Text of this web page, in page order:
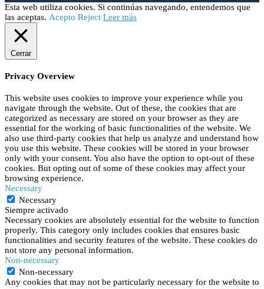
Esta web utiliza cookies. Si continúas navegando, entendemos que
las aceptas. Acepto Reject Leer más
Cerrar
Privacy Overview
This website uses cookies to improve your experience while you
navigate through the website. Out of these, the cookies that are
categorized as necessary are stored on your browser as they are
essential for the working of basic functionalities of the website. We
also use third-party cookies that help us analyze and understand how
you use this website. These cookies will be stored in your browser
only with your consent. You also have the option to opt-out of these
cookies. But opting out of some of these cookies may affect your
browsing experience.
Necessary
Necessary
Siempre activado
Necessary cookies are absolutely essential for the website to function
properly. This category only includes cookies that ensures basic
functionalities and security features of the website. These cookies do
not store any personal information.
Non-necessary
Non-necessary
Any cookies that may not be particularly necessary for the website to